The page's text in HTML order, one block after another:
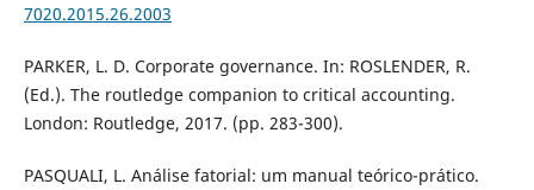
7020.2015.26.2003
PARKER, L. D. Corporate governance. In: ROSLENDER, R.
(Ed.). The routledge companion to critical accounting.
London: Routledge, 2017. (pp. 283-300).
PASQUALI, L. Análise fatorial: um manual teórico-prático.